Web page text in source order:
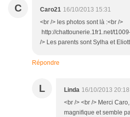
C Caro21 16/10/2013 15:31
<br /> les photos sont là :<br />
http://chattounerie.1fr1.net/
/> Les parents sont Sylha et
Répondre
L Linda 16/10/2013 20:18
<br /> <br /> Merci
magnifique et semble